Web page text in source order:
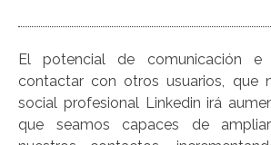
El potencial de comunicación e
contactar con otros usuarios, que
social profesional Linkedin irá
que seamos capaces de